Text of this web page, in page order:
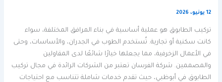
12 يونيو، 2026
تركيب الطابوق هو عملية أساسية في بناء المرافق المختلفة، سواء
كانت سكنية أو تجارية. تُستخدم الطوب في الجدران، والأساسات، وحتى
في الأعمال الزخرفية، مما يجعلها خيارًا شائعًا لدى المقاولين
والمصممين. شركة الفرسان تعتبر من الشركات الرائدة في مجال تركيب
الطابوق في أبوظبي، حيث تقدم خدمات شاملة تتناسب مع احتياجات